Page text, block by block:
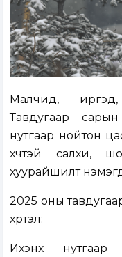
Малчид,
Тавдугаар
нутгаар нойтон
хүчтэй салхи,
хуурайшилт
2025 оны
хүртэл:
Ихэнх нутгаар